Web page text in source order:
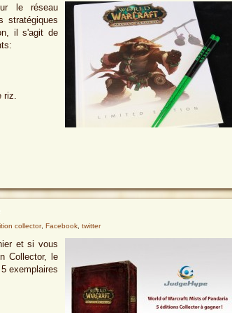
le réseau
stratégiques
il s'agit de
riz.
collector, Facebook twitter
et si vous
Collector, le
exemplaires